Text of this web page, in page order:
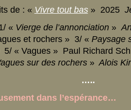
de : « Vivre tout bas» 2025
« Vierge de l’annonciation »
et rochers » 3/ « Paysage
5/ « Vagues » Paul Richard
sur des rochers» Alois
…..
dans l’espérance…